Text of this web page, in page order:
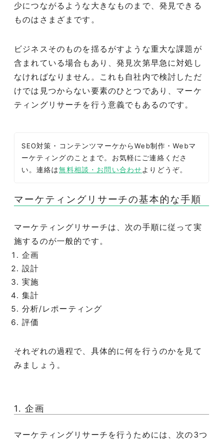
少につながるような大きなものまで、発見できる
ものはさまざまです。
ビジネスそのものを揺るがすような重大な課題が
含まれている場合もあり、発見次第早急に対処し
なければなりません。これも自社内で検討しただ
けでは見つからない要素のひとつであり、マーケ
ティングリサーチを行う意義でもあるのです。
SEO対策・コンテンツマーケからWeb制作・Webマ
ーケティングのことまで。お気軽にご連絡くださ
い。連絡は無料相談・お問い合わせよりどうぞ。
マーケティングリサーチの基本的な手順
マーケティングリサーチは、次の手順に従って実
施するのが一般的です。
企画
設計
実施
集計
分析/レポーティング
評価
それぞれの過程で、具体的に何を行うのかを見て
みましょう。
1. 企画
マーケティングリサーチを行うためには、次の3つ